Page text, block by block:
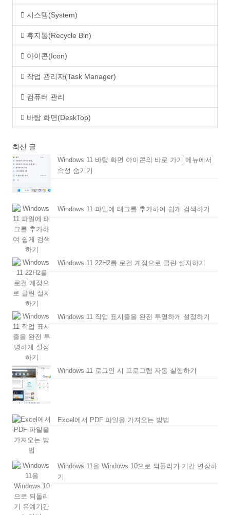
시스템(System)
휴지통(Recycle Bin)
아이콘(Icon)
작업 관리자(Task Manager)
컴퓨터 관리
바탕 화면(DeskTop)
최신 글
Windows 11 바탕 화면 아이콘의 바로 가기 메뉴에서
속성 숨기기
Windows 11 파일에 태그를 추가하여 쉽게 검색하기
Windows 11 22H2를 로컬 계정으로 클린 설치하기
Windows 11 작업 표시줄을 완전 투명하게 설정하기
Windows 11 로그인 시 프로그램 자동 실행하기
Excel에서 PDF 파일을 가져오는 방법
Windows 11을 Windows 10으로 되돌리기 기간 연장하
기